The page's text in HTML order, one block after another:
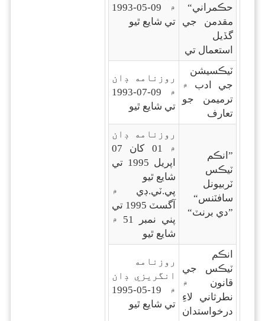
حڪمراني“
مقدمن جي
گڏيل
استعمال تي
۾ 09-05-1993
تي شايع ٿيو
ٽيڪسيشن
جي ادب ۾
ترميمن جو
تعارف
روزنامه ڊان
۾ 09-07-1993
تي شايع ٿيو
”انڪم
ٽيڪس
ٽربيونل
سافٽنس“
”دي برنٽ“
روزنامه ڊان
۾ 01 کان 07
اپريل 1995 تي
شايع ٿيو
پي.ٽي.ڊي ۾
آگسٽ 1995 تي
پني نمبر 51 ۾
شايع ٿيو
انڪم
ٽيڪس جي
قانون ۾
نطرثاني لاءِ
درخواستدان
روزنامه
انگريزي ڊان
۾ 19-05-1995
تي شايع ٿيو